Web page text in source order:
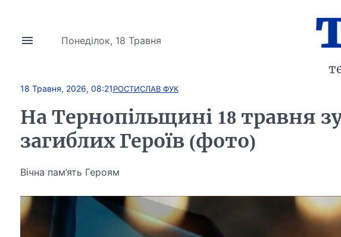
Понеділок, 18 Травня
18 Травня, 2026, 08:21РОСТИСЛАВ ФУК
На Тернопільщині 18 травня
загиблих Героїв (фото)
Вічна пам’ять Героям